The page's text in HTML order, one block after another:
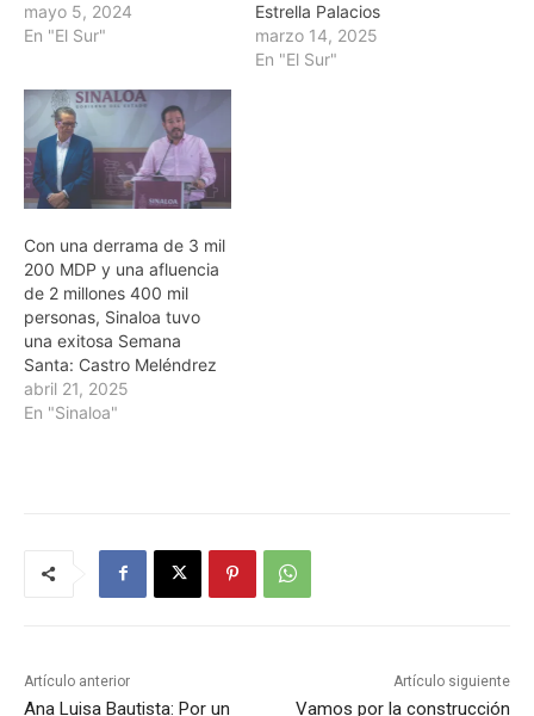
mayo 5, 2024
En "El Sur"
Estrella Palacios
marzo 14, 2025
En "El Sur"
Con una derrama de 3 mil
200 MDP y una afluencia
de 2 millones 400 mil
personas, Sinaloa tuvo
una exitosa Semana
Santa: Castro Meléndrez
abril 21, 2025
En "Sinaloa"
Artículo anterior
Ana Luisa Bautista: Por un
Artículo siguiente
Vamos por la construcción